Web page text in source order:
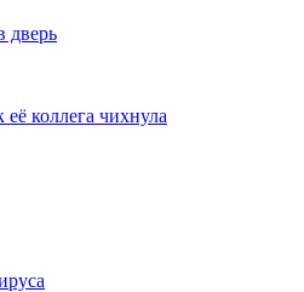
дверь
коллега чихнула